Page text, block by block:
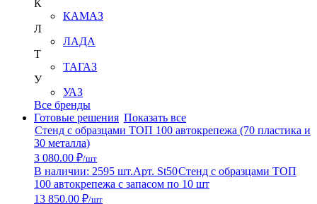
К
КАМАЗ
Л
ЛАДА
Т
ТАГАЗ
У
УАЗ
Все бренды
Готовые решения Показать все
Стенд с образцами ТОП 100 автокрепежа (70 пластика и
30 металла)
3 080.00 ₽/шт
В наличии: 2595 шт.Арт. St50Стенд с образцами ТОП
100 автокрепежа с запасом по 10 шт
13 850.00 ₽/шт